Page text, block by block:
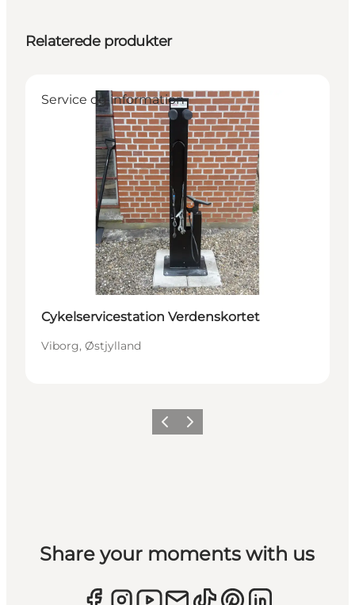
Relaterede produkter
Service og information
Cykelservicestation Verdenskortet
Viborg, Østjylland
ForrigeNæste
Share your moments with us